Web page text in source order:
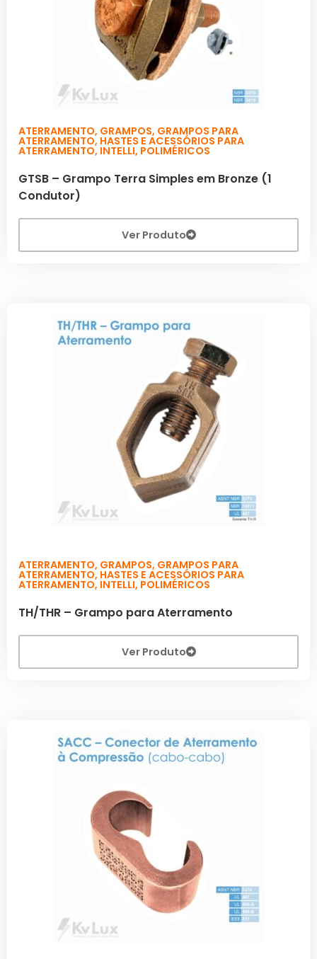
ATERRAMENTO, GRAMPOS, GRAMPOS PARA
ATERRAMENTO, HASTES E ACESSÓRIOS PARA
ATERRAMENTO, INTELLI, POLIMÉRICOS
GTSB – Grampo Terra Simples em Bronze (1
Condutor)
Ver Produto
ATERRAMENTO, GRAMPOS, GRAMPOS PARA
ATERRAMENTO, HASTES E ACESSÓRIOS PARA
ATERRAMENTO, INTELLI, POLIMÉRICOS
TH/THR – Grampo para Aterramento
Ver Produto